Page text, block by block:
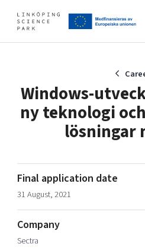
Find your network
Artificial intelligence
Cybersecurity
Manufacturing industries
Global talent
Develop your company
Upgrade your skills &
About
Windows-
ny teknologi
lösningar
Final application date
31 August, 2021
Company
Sectra